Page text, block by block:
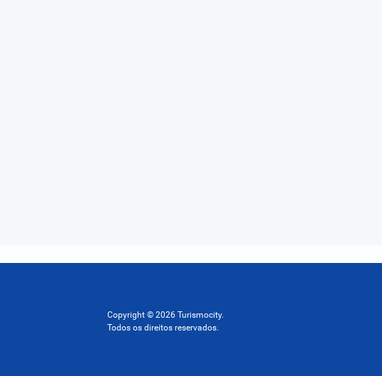
Copyright © 2026 Turismocity.
Todos os direitos reservados.